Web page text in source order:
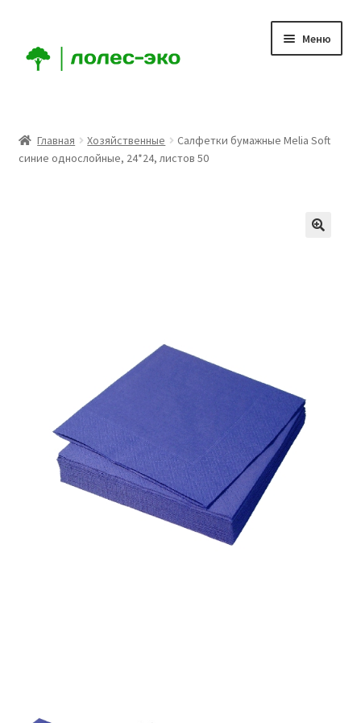
навигации
содержимому
Меню
Компания
Контакты
Новости
Главная Хозяйственные
Салфетки бумажные Melia Soft
синие однослойные, 24*24, листов 50